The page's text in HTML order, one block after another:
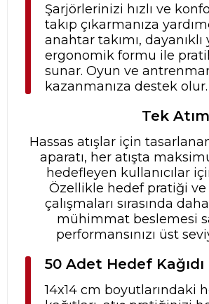
Şarjörlerinizi hızlı ve
takıp çıkarmanıza
anahtar takımı, dayanıklı
ergonomik formu ile
sunar. Oyun ve
kazanmanıza destek olur.
Tek
Hassas atışlar için
aparatı, her atışta
hedefleyen kullanıcılar
Özellikle hedef pratiği
çalışmaları sırasında
mühimmat beslemesi
performansınızı üst
50 Adet Hedef Kağıdı
14x14 cm boyutlarındaki